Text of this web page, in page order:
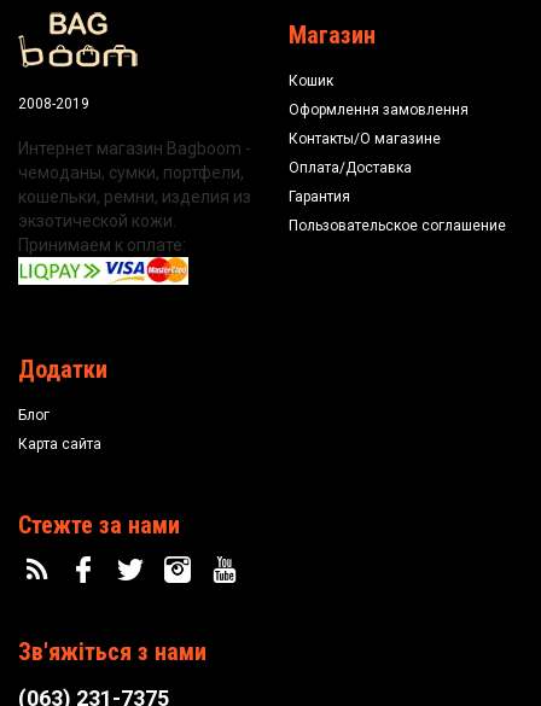
2008-2019
Интернет магазин Bagboom -
чемоданы, сумки, портфели,
кошельки, ремни, изделия из
экзотической кожи.
Принимаем к оплате:
Магазин
Кошик
Оформлення замовлення
Контакты/О магазине
Оплата/Доставка
Гарантия
Пользовательское соглашение
Додатки
Блог
Карта сайта
Стежте за нами
Зв'яжіться з нами
(063) 231-7375